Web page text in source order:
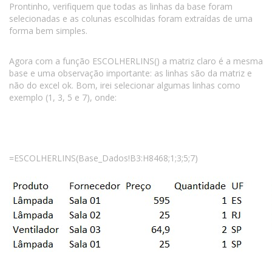
Prontinho, verifiquem que todas as linhas da base foram
selecionadas e as colunas escolhidas foram extraídas de uma
forma bem simples.
Agora com a função ESCOLHERLINS() a matriz claro é a mesma
base e uma observação importante: as linhas são da matriz e
não do excel ok. Bom, irei selecionar algumas linhas como
exemplo (1, 3, 5 e 7), onde:
=ESCOLHERLINS(Base_Dados!B3:H8468;1;3;5;7)